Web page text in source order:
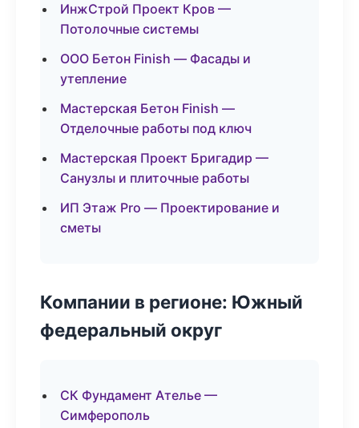
ИнжСтрой Проект Кров —
Потолочные системы
ООО Бетон Finish — Фасады и
утепление
Мастерская Бетон Finish —
Отделочные работы под ключ
Мастерская Проект Бригадир —
Санузлы и плиточные работы
ИП Этаж Pro — Проектирование и
сметы
Компании в регионе: Южный
федеральный округ
СК Фундамент Ателье —
Симферополь